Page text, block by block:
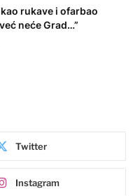
rukave i ofarbao
neće Grad…”
Twitter
Instagram